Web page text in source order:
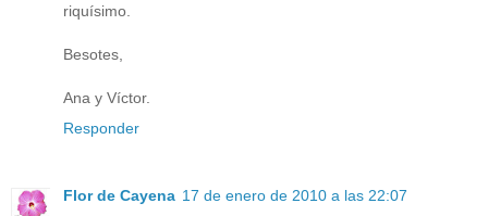
riquísimo.
Besotes,
Ana y Víctor.
Responder
Flor de Cayena 17 de enero de 2010 a las 22:07